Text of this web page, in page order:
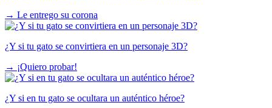
→ Le entrego su corona
¿Y si tu gato se convirtiera en un personaje 3D?
→ ¡Quiero probar!
¿Y si en tu gato se ocultara un auténtico héroe?